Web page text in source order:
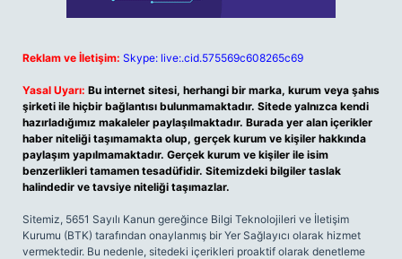
Reklam ve İletişim: Skype: live:.cid.575569c608265c69
Yasal Uyarı: Bu internet sitesi, herhangi bir marka, kurum veya şahıs
şirketi ile hiçbir bağlantısı bulunmamaktadır. Sitede yalnızca kendi
hazırladığımız makaleler paylaşılmaktadır. Burada yer alan içerikler
haber niteliği taşımamakta olup, gerçek kurum ve kişiler hakkında
paylaşım yapılmamaktadır. Gerçek kurum ve kişiler ile isim
benzerlikleri tamamen tesadüfidir. Sitemizdeki bilgiler taslak
halindedir ve tavsiye niteliği taşımazlar.
Sitemiz, 5651 Sayılı Kanun gereğince Bilgi Teknolojileri ve İletişim
Kurumu (BTK) tarafından onaylanmış bir Yer Sağlayıcı olarak hizmet
vermektedir. Bu nedenle, sitedeki içerikleri proaktif olarak denetleme